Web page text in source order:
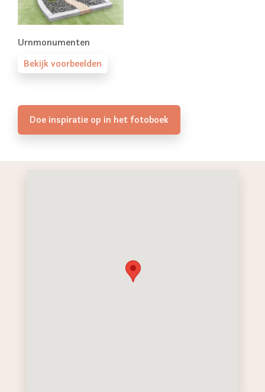
Urnmonumenten
Bekijk voorbeelden
Doe inspiratie op in het fotoboek